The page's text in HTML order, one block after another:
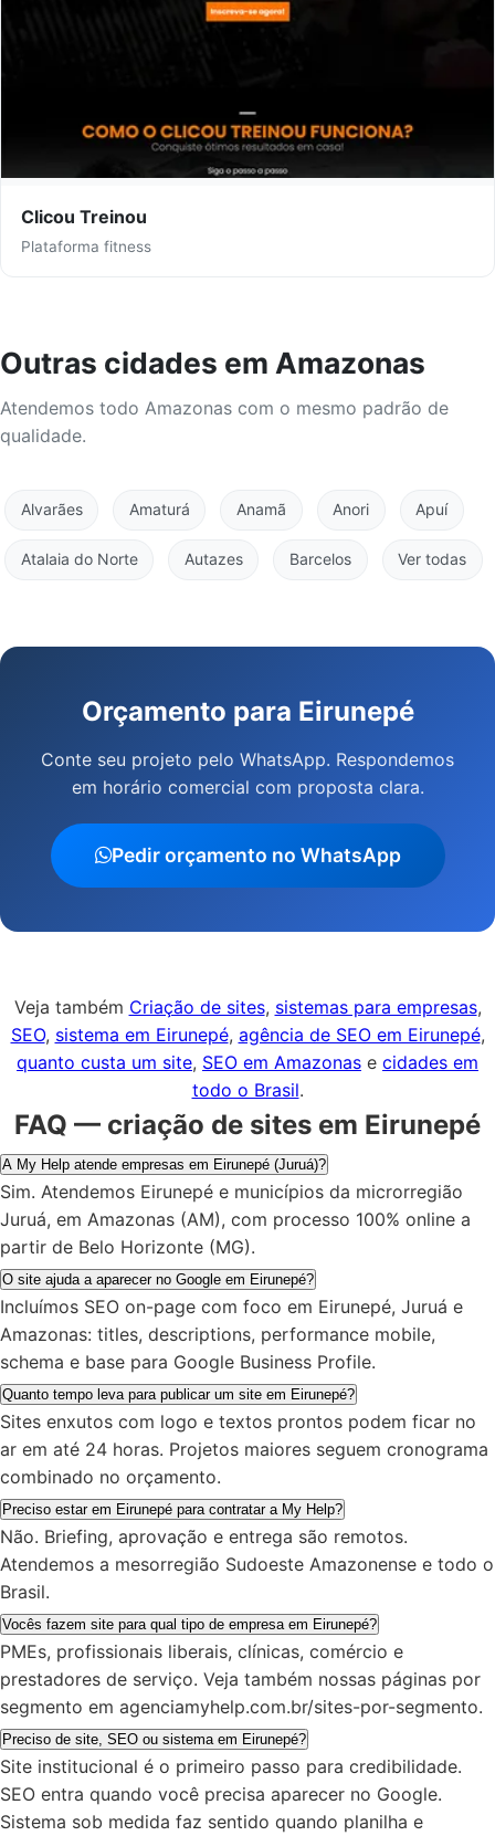
Clicou Treinou
Plataforma fitness
Outras cidades em Amazonas
Atendemos todo Amazonas com o mesmo padrão de
qualidade.
Alvarães Amaturá Anamã Anori Apuí
Atalaia do Norte Autazes Barcelos Ver todas
Orçamento para Eirunepé
Conte seu projeto pelo WhatsApp. Respondemos
em horário comercial com proposta clara.
Pedir orçamento no WhatsApp
Veja também Criação de sites, sistemas para empresas,
SEO, sistema em Eirunepé, agência de SEO em Eirunepé,
quanto custa um site, SEO em Amazonas e cidades em
todo o Brasil.
FAQ — criação de sites em Eirunepé
A My Help atende empresas em Eirunepé (Juruá)?
Sim. Atendemos Eirunepé e municípios da microrregião
Juruá, em Amazonas (AM), com processo 100% online a
partir de Belo Horizonte (MG).
O site ajuda a aparecer no Google em Eirunepé?
Incluímos SEO on-page com foco em Eirunepé, Juruá e
Amazonas: titles, descriptions, performance mobile,
schema e base para Google Business Profile.
Quanto tempo leva para publicar um site em Eirunepé?
Sites enxutos com logo e textos prontos podem ficar no
ar em até 24 horas. Projetos maiores seguem cronograma
combinado no orçamento.
Preciso estar em Eirunepé para contratar a My Help?
Não. Briefing, aprovação e entrega são remotos.
Atendemos a mesorregião Sudoeste Amazonense e todo o
Brasil.
Vocês fazem site para qual tipo de empresa em Eirunepé?
PMEs, profissionais liberais, clínicas, comércio e
prestadores de serviço. Veja também nossas páginas por
segmento em agenciamyhelp.com.br/sites-por-segmento.
Preciso de site, SEO ou sistema em Eirunepé?
Site institucional é o primeiro passo para credibilidade.
SEO entra quando você precisa aparecer no Google.
Sistema sob medida faz sentido quando planilha e